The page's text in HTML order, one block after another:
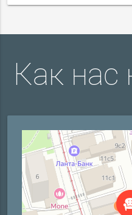
Как нас